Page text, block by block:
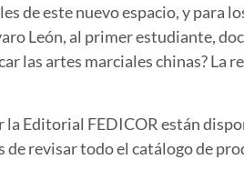
de este nuevo espacio, y para
León, al primer estudiante,
las artes marciales chinas? La
la Editorial FEDICOR están
de revisar todo el catálogo de